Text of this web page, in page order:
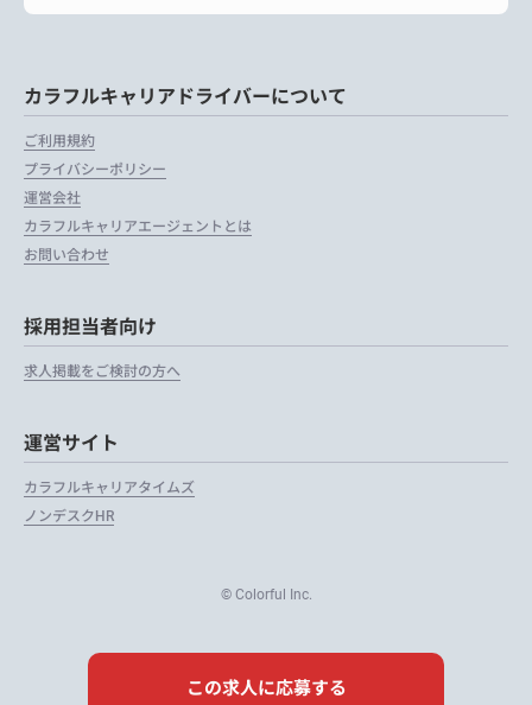
この求人に応募する
カラフルキャリアドライバーについて
ご利用規約
プライバシーポリシー
運営会社
カラフルキャリアエージェントとは
お問い合わせ
採用担当者向け
求人掲載をご検討の方へ
運営サイト
カラフルキャリアタイムズ
ノンデスクHR
© Colorful Inc.